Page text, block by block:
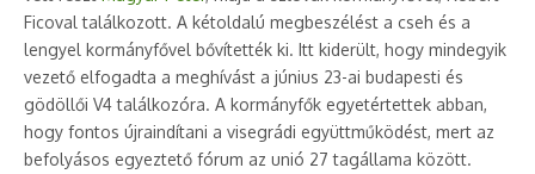
Ficoval találkozott. A kétoldalú megbeszélést a cseh és a
lengyel kormányfővel bővítették ki. Itt kiderült, hogy mindegyik
vezető elfogadta a meghívást a június 23-ai budapesti és
gödöllői V4 találkozóra. A kormányfők egyetértettek abban,
hogy fontos újraindítani a visegrádi együttműködést, mert az
befolyásos egyeztető fórum az unió 27 tagállama között.